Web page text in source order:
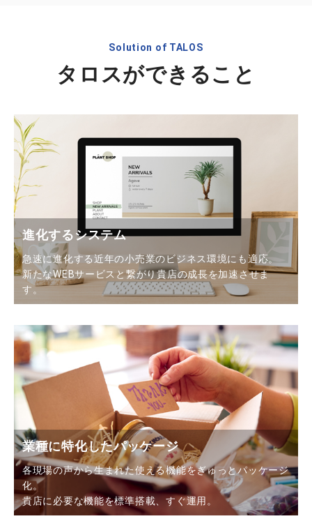
Solution of TALOS
タロスができること
進化するシステム
急速に進化する近年の小売業のビジネス環境にも適応。
新たなWEBサービスと繋がり貴店の成長を加速させま
す。
業種に特化したパッケージ
各現場の声から生まれた使える機能をぎゅっとパッケージ
化。
貴店に必要な機能を標準搭載、すぐ運用。